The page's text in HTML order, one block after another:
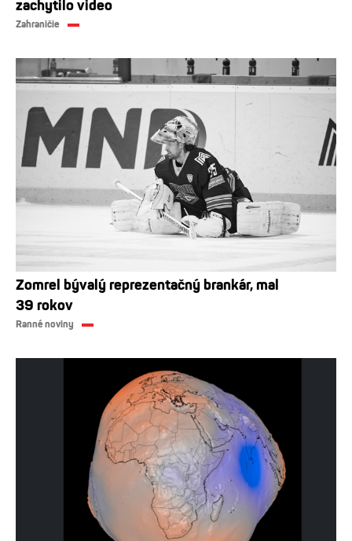
zachytilo video
Zahraničie
Zomrel bývalý reprezentačný brankár, mal
39 rokov
Ranné noviny